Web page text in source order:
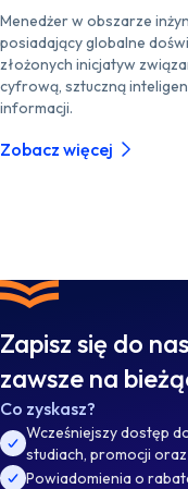
Menedżer w obszarze
posiadający globalne
złożonych inicjatyw
cyfrową, sztuczną
informacji.
Zobacz więcej
Zapisz się do
zawsze na
Co zyskasz?
Wcześniejszy dostęp
studiach, promocji
Powiadomienia o